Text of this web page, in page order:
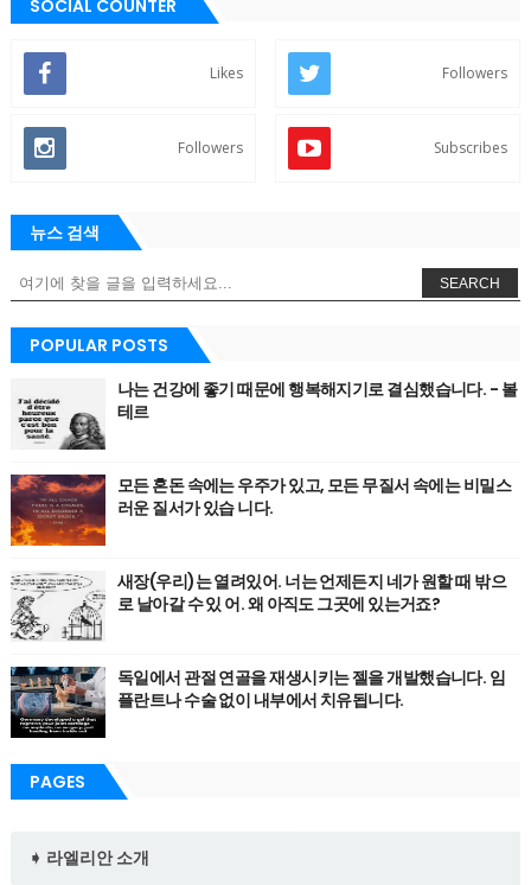
SOCIAL COUNTER
Likes Followers
Followers Subscribes
뉴스 검색
SEARCH
POPULAR POSTS
나는 건강에 좋기 때문에 행복해지기로 결심했습니다. - 볼
테르
모든 혼돈 속에는 우주가 있고, 모든 무질서 속에는 비밀스
러운 질서가 있습 니다.
새장(우리)는 열려있어. 너는 언제든지 네가 원할 때 밖으
로 날아갈 수 있 어. 왜 아직도 그곳에 있는거죠?
독일에서 관절 연골을 재생시키는 젤을 개발했습니다. 임
플란트나 수술 없이 내부에서 치유됩니다.
PAGES
➧ 라엘리안 소개